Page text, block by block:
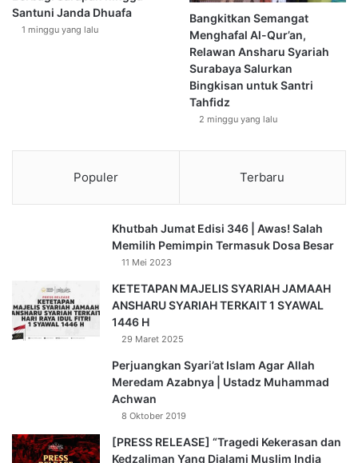
fikrah, pemuda berperan sebagai pengibar panji-panjinya.
AllahTa’alaberfirman:
نَحْنُ نَقُصُّ عَلَيْكَ نَبَأَهُمْ بِالْحَقِّ إِنَّهُمْ فِتْيَةٌ آمَنُوا بِرَبِّهِمْ وَزِدْنَاهُمْ هُدًى
“Kami kisahkan kepadamu (Muhammad) cerita ini dengan
benar. Sesungguhnya mereka adalah pemuda-pemuda
yang beriman kepada Tuhan mereka, dan Kami tambah
Bila keempat syarat tersebut (iman, ikhlas, tekad yang kuat,
dan strategi pelaksanaan yang matang) dimiliki oleh
generasi Islam, diharapkan amanah suci yang dilimpahkan
kepada mereka dapat dilaksanakan dengan baik. Islam
telah mengembankan misi suci ini kepada mereka maka
sebaiknya mereka tidak menyia-nyiakan kesempatan emas
ini. Kalau hal bodoh itu dilakukan, berarti mereka terjatuh
seorang pemuda muslim berlaku demikian.
Wahai para pemuda, sesungguhnya kewajiban kalian
hadapan kalian terbentang berbagai problematika krusial
Santuni Janda Dhuafa
1 minggu yang lalu
Bangkitkan Semangat
Menghafal Al-Qur’an,
Relawan Ansharu Syariah
Surabaya Salurkan
Bingkisan untuk Santri
Tahfidz
2 minggu yang lalu
Populer Terbaru
Khutbah Jumat Edisi 346 | Awas! Salah
Memilih Pemimpin Termasuk Dosa Besar
11 Mei 2023
KETETAPAN MAJELIS SYARIAH JAMAAH
ANSHARU SYARIAH TERKAIT 1 SYAWAL
1446 H
29 Maret 2025
Perjuangkan Syari’at Islam Agar Allah
Meredam Azabnya | Ustadz Muhammad
Achwan
8 Oktober 2019
[PRESS RELEASE] “Tragedi Kekerasan dan
Kedzaliman Yang Dialami Muslim India